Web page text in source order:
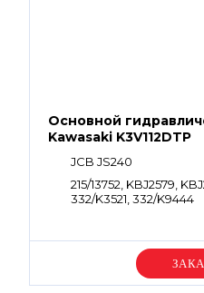
Основной
Kawasaki K3V112DTP
JCB JS240
215/13752, KBJ2579,
332/K3521, 332/K9444